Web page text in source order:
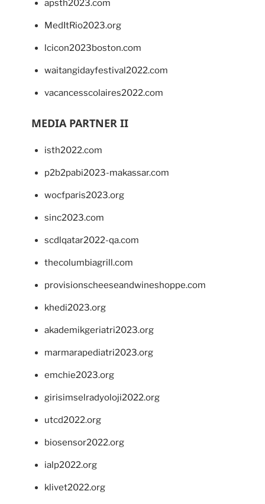
apsth2023.com
MedItRio2023.org
lcicon2023boston.com
waitangidayfestival2022.com
vacancesscolaires2022.com
MEDIA PARTNER II
isth2022.com
p2b2pabi2023-makassar.com
wocfparis2023.org
sinc2023.com
scdlqatar2022-qa.com
thecolumbiagrill.com
provisionscheeseandwineshoppe.com
khedi2023.org
akademikgeriatri2023.org
marmarapediatri2023.org
emchie2023.org
girisimselradyoloji2022.org
utcd2022.org
biosensor2022.org
ialp2022.org
klivet2022.org